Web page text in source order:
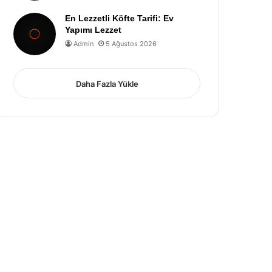
En Lezzetli Köfte Tarifi: Ev
Yapımı Lezzet
Admin 5 Ağustos 2026
Daha Fazla Yükle